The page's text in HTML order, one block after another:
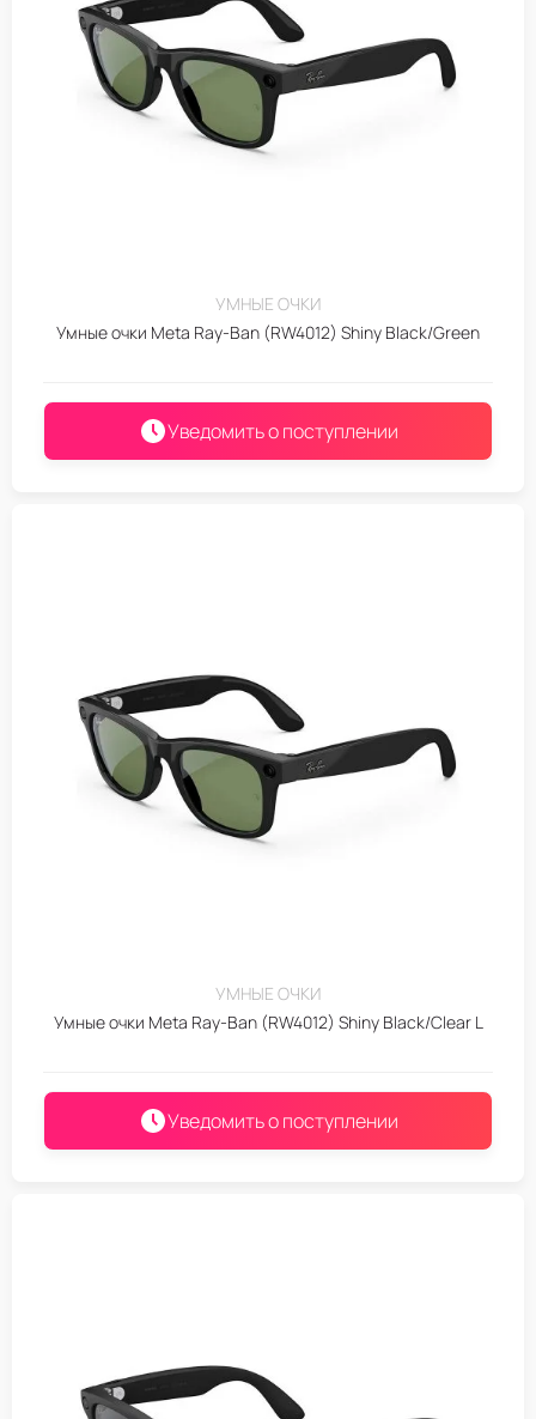
УМНЫЕ ОЧКИ
Умные очки Meta Ray-Ban (RW4012) Shiny Black/Green
Уведомить о поступлении
УМНЫЕ ОЧКИ
Умные очки Meta Ray-Ban (RW4012) Shiny Black/Clear L
Уведомить о поступлении